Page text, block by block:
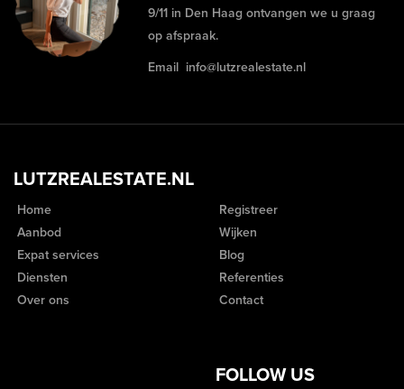
9/11 in Den Haag ontvangen we u graag
op afspraak.
Email info@lutzrealestate.nl
LUTZREALESTATE.NL
Home
Aanbod
Expat services
Diensten
Over ons
Registreer
Wijken
Blog
Referenties
Contact
FOLLOW US